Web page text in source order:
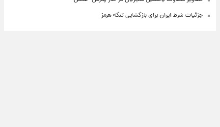
جزئیات شرط ایران برای بازگشایی تنگه هرمز